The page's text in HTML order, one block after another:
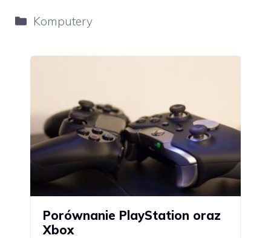
Kategorie
Komputery
Porównanie PlayStation oraz
Xbox